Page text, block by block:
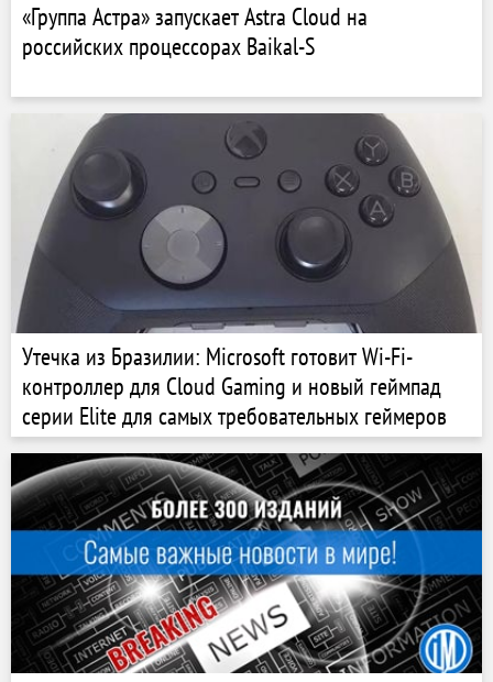
«Группа Астра» запускает Astra Cloud на
российских процессорах Baikal-S
Утечка из Бразилии: Microsoft готовит Wi-Fi-
контроллер для Cloud Gaming и новый геймпад
серии Elite для самых требовательных геймеров